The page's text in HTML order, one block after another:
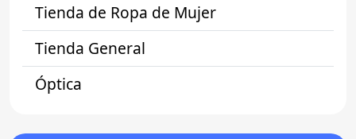
Tienda de Ropa de Mujer
Tienda General
Óptica